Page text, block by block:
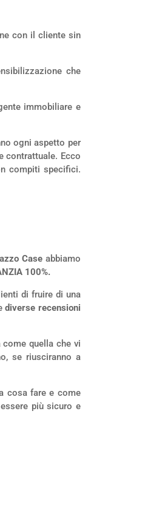
con il cliente sin
che
immobiliare e
ogni aspetto per
contrattuale. Ecco
compiti specifici.
Caseabbiamo
100%.
di fruire di una
diverse recensioni
come quella che vi
se riusciranno a
cosa fare e come
più sicuro e